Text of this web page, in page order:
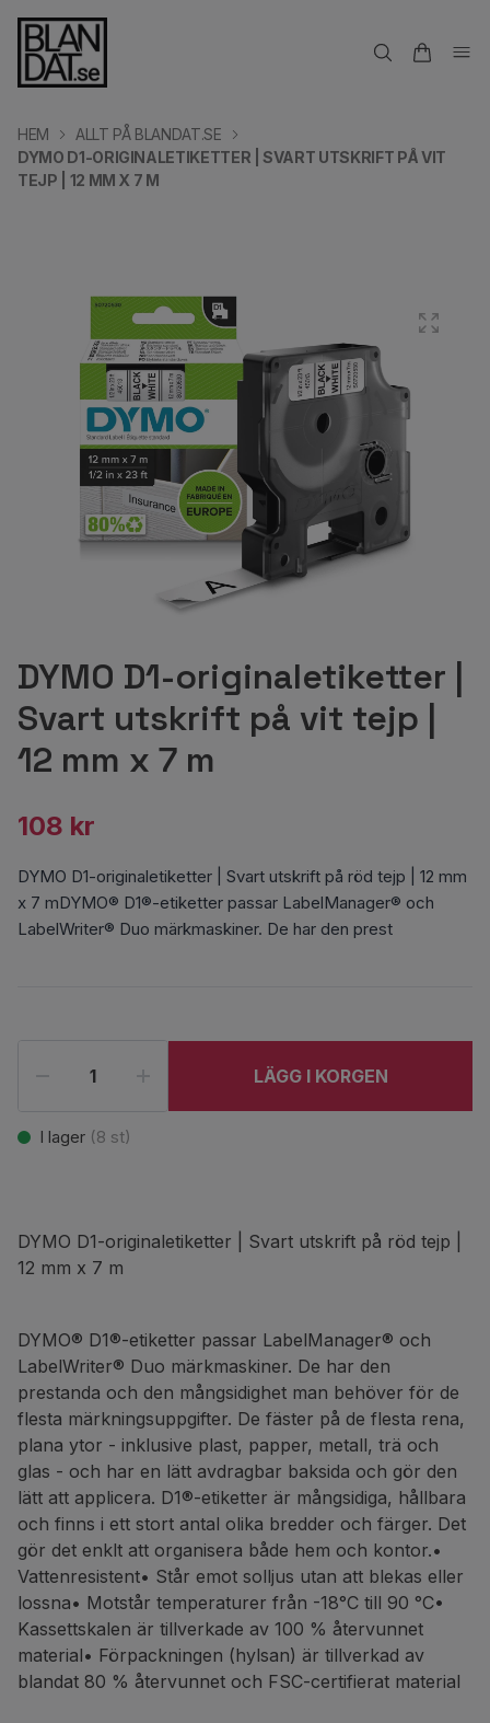
HEM
ALLT PÅ BLANDAT.SE
DYMO D1-ORIGINALETIKETTER | SVART UTSKRIFT PÅ VIT
TEJP | 12 MM X 7 M
DYMO D1-originaletiketter |
Svart utskrift på vit tejp |
12 mm x 7 m
108 kr
DYMO D1-originaletiketter | Svart utskrift på röd tejp | 12 mm
x 7 mDYMO® D1®-etiketter passar LabelManager® och
LabelWriter® Duo märkmaskiner. De har den prest
LÄGG I KORGEN
I lager (8 st)
DYMO D1-originaletiketter | Svart utskrift på röd tejp |
12 mm x 7 m
DYMO® D1®-etiketter passar LabelManager® och
LabelWriter® Duo märkmaskiner. De har den
prestanda och den mångsidighet man behöver för de
flesta märkningsuppgifter. De fäster på de flesta rena,
plana ytor - inklusive plast, papper, metall, trä och
glas - och har en lätt avdragbar baksida och gör den
lätt att applicera. D1®-etiketter är mångsidiga, hållbara
och finns i ett stort antal olika bredder och färger. Det
gör det enklt att organisera både hem och kontor.•
Vattenresistent• Står emot solljus utan att blekas eller
lossna• Motstår temperaturer från -18°C till 90 °C•
Kassettskalen är tillverkade av 100 % återvunnet
material• Förpackningen (hylsan) är tillverkad av
blandat 80 % återvunnet och FSC-certifierat material